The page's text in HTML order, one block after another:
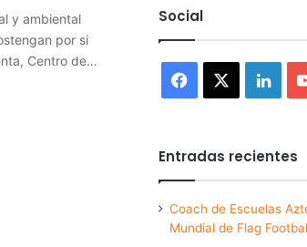
y ambiental
por si
Centro de…
Social
Facebook
Entradas recientes
Coach de Escuelas
Mundial de Flag